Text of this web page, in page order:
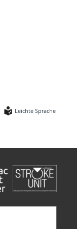
Leichte Sprache